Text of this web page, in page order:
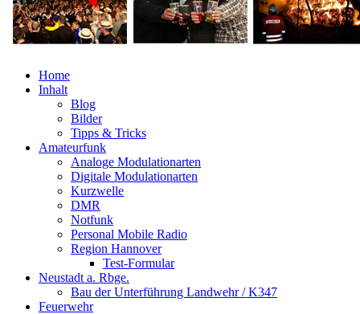
Home
Inhalt
Blog
Bilder
Tipps & Tricks
Amateurfunk
Analoge Modulationarten
Digitale Modulationarten
Kurzwelle
DMR
Notfunk
Personal Mobile Radio
Region Hannover
Test-Formular
Neustadt a. Rbge.
Bau der Unterführung Landwehr / K347
Feuerwehr